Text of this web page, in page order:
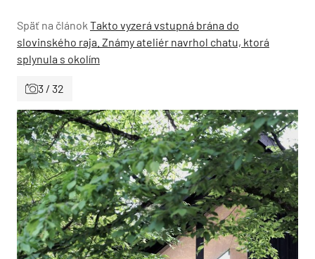
Späť na článok Takto vyzerá vstupná brána do
slovinského raja. Známy ateliér navrhol chatu, ktorá
splynula s okolím
3 / 32